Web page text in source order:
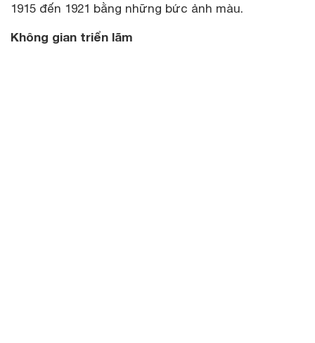
1915 đến 1921 bằng những bức ảnh màu.
Không gian triển lãm